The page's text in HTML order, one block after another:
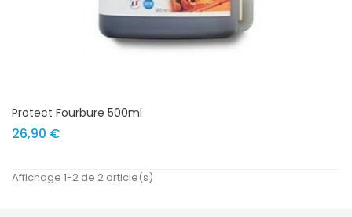
Protect Fourbure 500ml
26,90 €
Affichage 1-2 de 2 article(s)